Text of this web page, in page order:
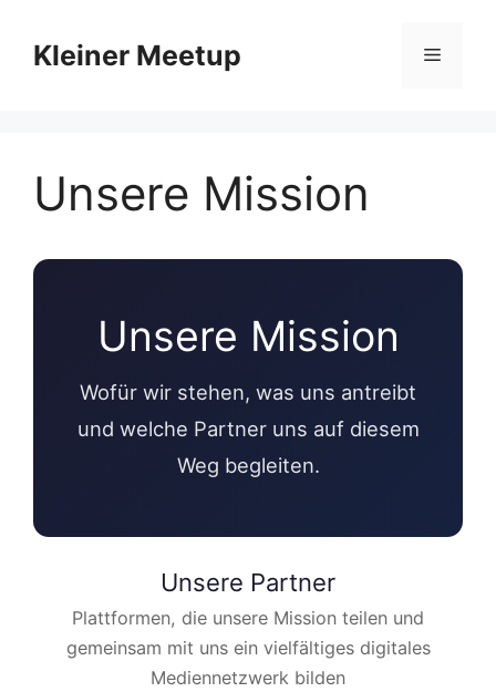
Inhalt
springen
Kleiner Meetup Menü
Unsere Mission
Unsere Mission
Wofür wir stehen, was uns antreibt
und welche Partner uns auf diesem
Weg begleiten.
Unsere Partner
Plattformen, die unsere Mission teilen und
gemeinsam mit uns ein vielfältiges digitales
Mediennetzwerk bilden